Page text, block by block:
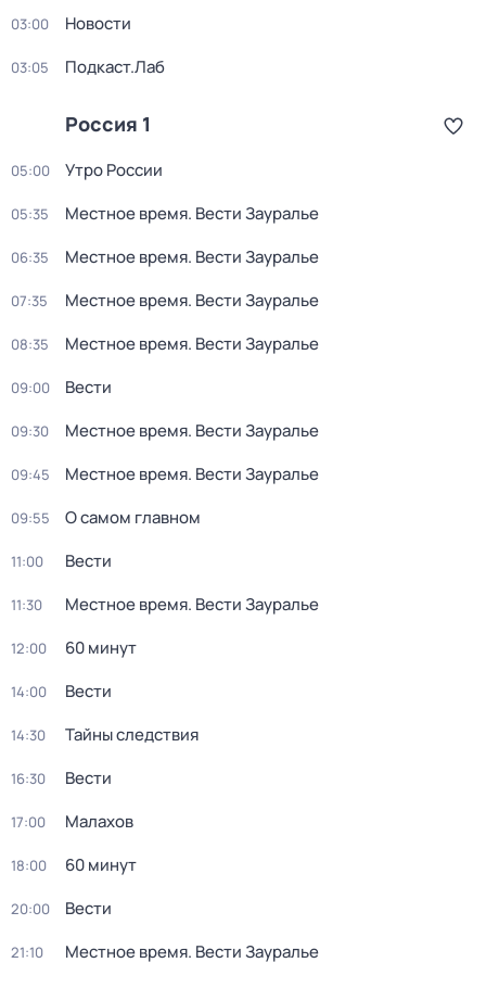
03:00 Новости
03:05 Подкаст.Лаб
Россия 1
05:00 Утро России
05:35 Местное время. Вести Зауралье
06:35 Местное время. Вести Зауралье
07:35 Местное время. Вести Зауралье
08:35 Местное время. Вести Зауралье
09:00 Вести
09:30 Местное время. Вести Зауралье
09:45 Местное время. Вести Зауралье
09:55 О самом главном
11:00 Вести
11:30 Местное время. Вести Зауралье
12:00 60 минут
14:00 Вести
14:30 Тайны следствия
16:30 Вести
17:00 Малахов
18:00 60 минут
20:00 Вести
21:10 Местное время. Вести Зауралье